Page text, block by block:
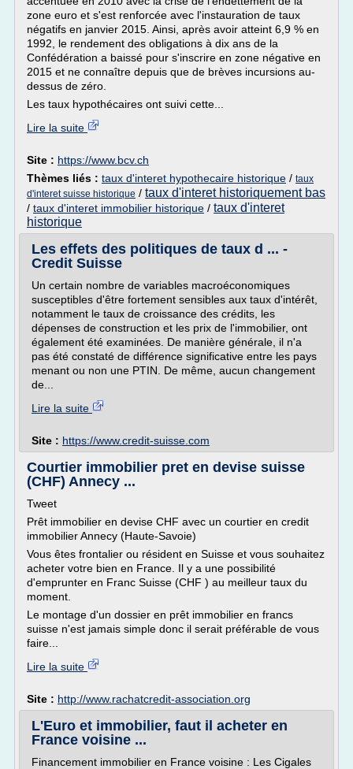
zone euro et s'est renforcée avec l'instauration de taux
négatifs en janvier 2015. Ainsi, après avoir atteint 6,9 % en
1992, le rendement des obligations à dix ans de la
Confédération a baissé pour s'inscrire en zone négative en
2015 et ne connaître depuis que de brèves incursions au-
dessus de zéro.
Les taux hypothécaires ont suivi cette...
Lire la suite
Site : https://www.bcv.ch
Thèmes liés : taux d'interet hypothecaire historique / taux
d'interet suisse historique / taux d'interet historiquement bas
/ taux d'interet immobilier historique / taux d'interet
historique
Les effets des politiques de taux d ... -
Credit Suisse
Un certain nombre de variables macroéconomiques
susceptibles d'être fortement sensibles aux taux d'intérêt,
notamment le taux de croissance des crédits, les
dépenses de construction et les prix de l'immobilier, ont
également été examinées. De manière générale, il n'a
pas été constaté de différence significative entre les pays
menant ou non une PTIN. De même, aucun changement
de...
Lire la suite
Site : https://www.credit-suisse.com
Courtier immobilier pret en devise suisse
(CHF) Annecy ...
Tweet
Prêt immobilier en devise CHF avec un courtier en credit
immobilier Annecy (Haute-Savoie)
Vous êtes frontalier ou résident en Suisse et vous souhaitez
acheter votre bien en France. Il y a une possibilité
d'emprunter en Franc Suisse (CHF ) au meilleur taux du
moment.
Le montage d'un dossier en prêt immobilier en francs
suisse n'est jamais simple donc il serait préférable de vous
faire...
Lire la suite
Site : http://www.rachatcredit-association.org
L'Euro et immobilier, faut il acheter en
France voisine ...
Financement immobilier en France voisine : Les Cigales